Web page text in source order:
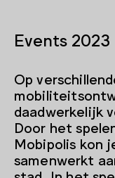
Events 2023
Op
daadwerkelijk
Door het
Mobipolis kon
samenwerkt